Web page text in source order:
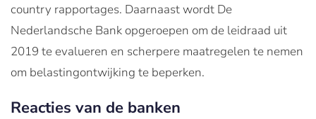
country rapportages. Daarnaast wordt De
Nederlandsche Bank opgeroepen om de leidraad uit
2019 te evalueren en scherpere maatregelen te nemen
om belastingontwijking te beperken.
Reacties van de banken